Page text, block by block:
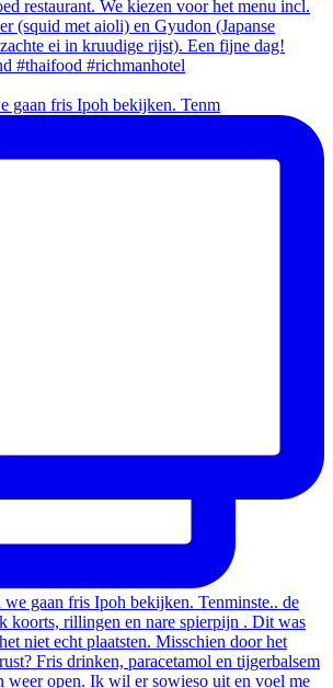
gaan fris Ipoh bekijken. Tenm